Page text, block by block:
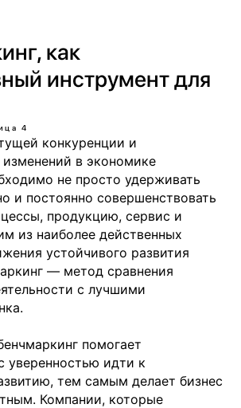
как
инструмент для
4
конкуренции и
в экономике
не просто удерживать
и постоянно совершенствовать
продукцию, сервис и
из наиболее действенных
устойчивого развития
— метод сравнения
с лучшими
помогает
уверенностью идти к
тем самым делает бизнес
Компании, которые